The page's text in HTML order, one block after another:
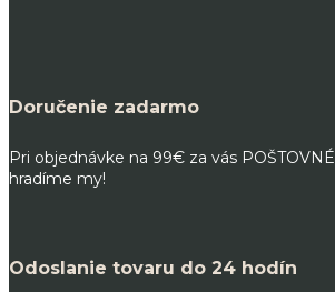
Doručenie zadarmo
Pri objednávke na 99€ za vás POŠTOVNÉ
hradíme my!
Odoslanie tovaru do 24 hodín